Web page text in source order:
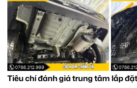
Tiêu chí đánh giá trung tâm lắp